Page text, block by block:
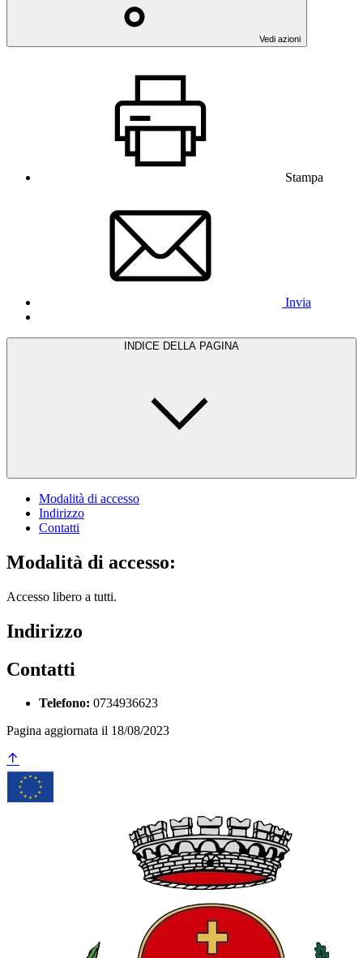
Vedi azioni
Stampa
Invia
INDICE DELLA PAGINA
Modalità di accesso
Indirizzo
Contatti
Modalità di accesso:
Accesso libero a tutti.
Indirizzo
Contatti
Telefono: 0734936623
Pagina aggiornata il 18/08/2023